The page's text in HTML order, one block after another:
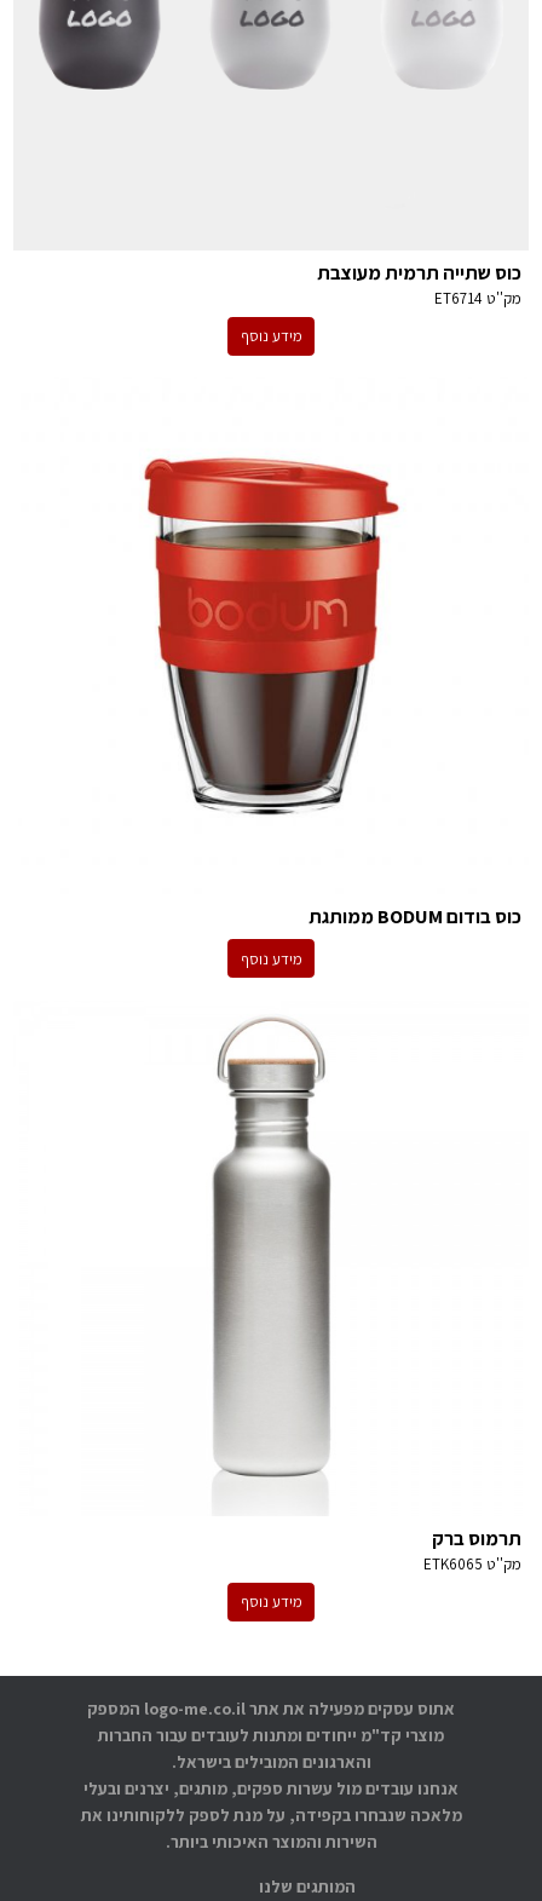
כוס שתייה תרמית מעוצבת
מק''טET6714
מידע נוסף
כוס בודום BODUM ממותגת
מידע נוסף
תרמוס ברק
מק''ט ETK6065
מידע נוסף
המותגים שלנו
אתוס עסקים מפעילה את אתר logo-me.co.il המספק
מוצרי קד"מ ייחודים ומתנות לעובדים עבור החברות
והארגונים המובילים בישראל.
אנחנו עובדים מול עשרות ספקים, מותגים, יצרנים ובעלי
מלאכה שנבחרו בקפידה, על מנת לספק ללקוחותינו את
השירות והמוצר האיכותי ביותר.